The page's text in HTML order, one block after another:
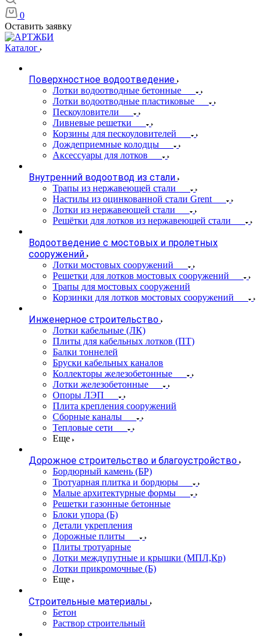
0
Оставить заявку
Каталог
Поверхностное водоотведение
Лотки водоотводные бетонные
Лотки водоотводные пластиковые
Пескоуловители
Ливневые решетки
Корзины для пескоуловителей
Дождеприемные колодцы
Аксессуары для лотков
Внутренний водоотвод из стали
Трапы из нержавеющей стали
Настилы из оцинкованной стали Grent
Лотки из нержавеющей стали
Решётки для лотков из нержавеющей стали
Водоотведение с мостовых и пролетных
сооружений
Лотки мостовых сооружений
Решетки для лотков мостовых сооружений
Трапы для мостовых сооружений
Корзинки для лотков мостовых сооружений
Инженерное строительство
Лотки кабельные (ЛК)
Плиты для кабельных лотков (ПТ)
Балки тоннелей
Бруски кабельных каналов
Коллекторы железобетонные
Лотки железобетонные
Опоры ЛЭП
Плита крепления сооружений
Сборные каналы
Тепловые сети
Еще
Дорожное строительство и благоустройство
Бордюрный камень (БР)
Тротуарная плитка и бордюры
Малые архитектурные формы
Решетки газонные бетонные
Блоки упора (Б)
Детали укрепления
Дорожные плиты
Плиты тротуарные
Лотки междупутные и крышки (МПЛ,Кр)
Лотки прикромочные (Б)
Еще
Строительные материалы
Бетон
Раствор строительный